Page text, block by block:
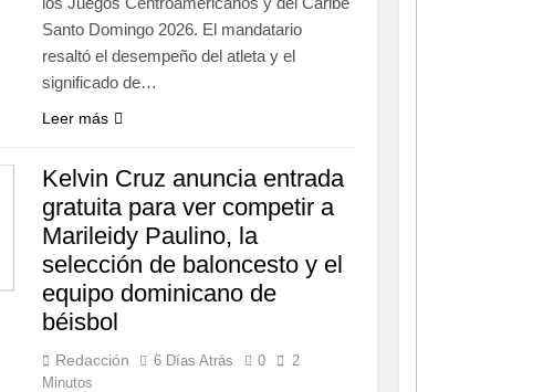
Santo Domingo 2026. El mandatario
resaltó el desempeño del atleta y el
significado de…
Leer más
Kelvin Cruz anuncia entrada
gratuita para ver competir a
Marileidy Paulino, la
selección de baloncesto y el
equipo dominicano de
béisbol
Redacción 6 Días Atrás 0
2
Minutos